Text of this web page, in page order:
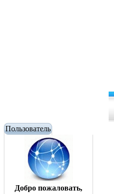
Пользователь
Добро пожаловать,